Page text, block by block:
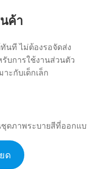
ค้า
นที ไม่ต้องรอจัดส่ง
บการใช้งานส่วนตัว
าะกับเด็กเล็ก
ชุดภาพระบายสีที่ออกแ
ด